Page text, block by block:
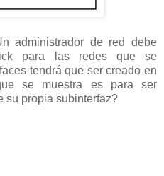
administrador de red debe
para las redes que se
tendrá que ser creado en
se muestra es para ser
su propia subinterfaz?